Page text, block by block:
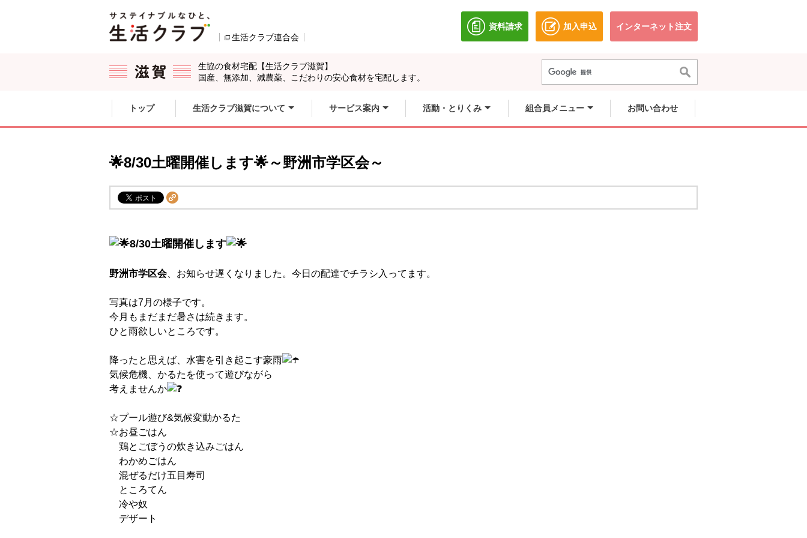
生活クラブ連合会
資料請求
別のウィンドウで開きます。
加入申込
別のウィンドウで開きます。
インターネット注文別のウィンドウで開きます。
生協の食材宅配【生活クラブ滋賀】
国産、無添加、減農薬、こだわりの安心食材を宅配します。
ここからサイト内共通メニューです。
サイト内共通メニューをスキップする
トップ 生活クラブ滋賀について サービス案内 活動・とりくみ 組合員メニュー お問い合わせ
🌟8/30土曜開催します🌟～野洲市学区会～
8/30土曜開催します
野洲市学区会、お知らせ遅くなりました。今日の配達でチラシ入ってます。
写真は7月の様子です。
今月もまだまだ暑さは続きます。
ひと雨欲しいところです。
降ったと思えば、水害を引き起こす豪雨
気候危機、かるたを使って遊びながら
考えませんか
☆プール遊び&気候変動かるた
☆お昼ごはん
鶏とごぼうの炊き込みごはん
わかめごはん
混ぜるだけ五目寿司
ところてん
冷や奴
デザート